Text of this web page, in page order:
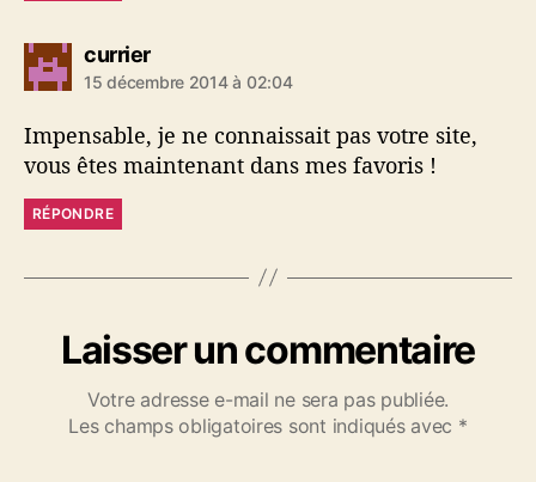
currierd
i
:
15 décembre 2014 à 02:04
Impensable, je ne connaissait pas votre site,
vous êtes maintenant dans mes favoris !
RÉPONDRE
Laisser un commentaire
Votre adresse e-mail ne sera pas publiée.
Les champs obligatoires sont indiqués avec *